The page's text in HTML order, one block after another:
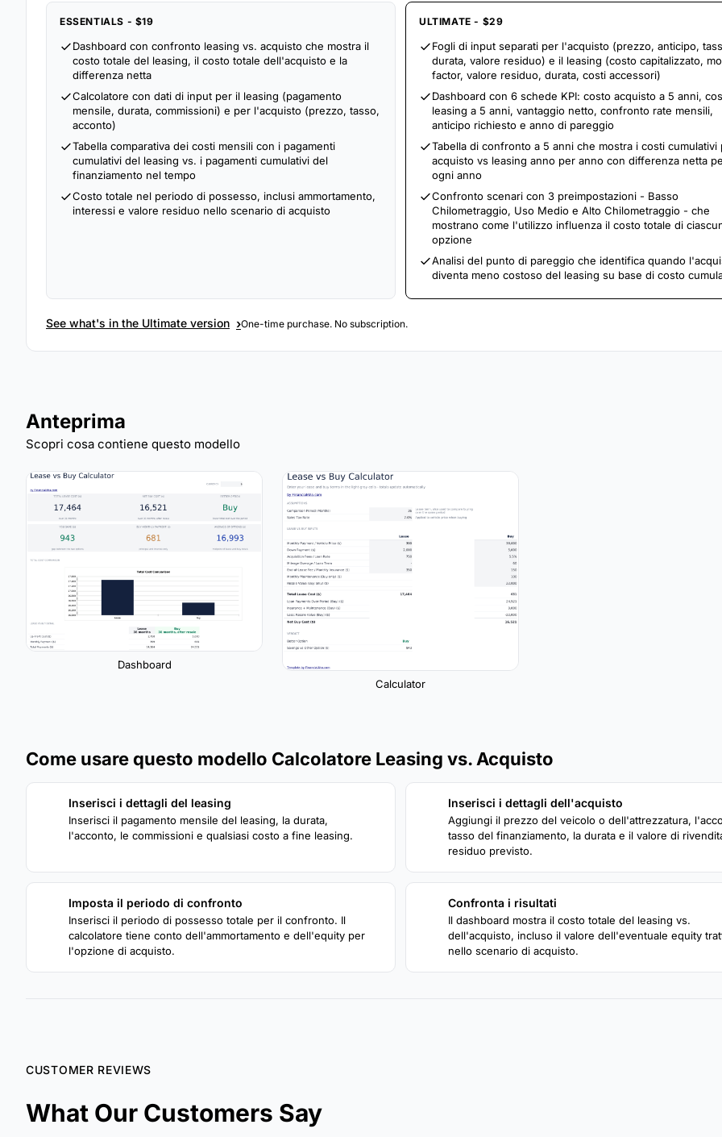
ESSENTIALS - $19
Dashboard con confronto leasing vs. acquisto che mostra il
costo totale del leasing, il costo totale dell'acquisto e la
differenza netta
Calcolatore con dati di input per il leasing (pagamento
mensile, durata, commissioni) e per l'acquisto (prezzo, tasso,
acconto)
Tabella comparativa dei costi mensili con i pagamenti
cumulativi del leasing vs. i pagamenti cumulativi del
finanziamento nel tempo
Costo totale nel periodo di possesso, inclusi ammortamento,
interessi e valore residuo nello scenario di acquisto
ULTIMATE - $29
Fogli di input separati per l'acquisto (prezzo, anticipo,
durata, valore residuo) e il leasing (costo capitalizzato,
factor, valore residuo, durata, costi accessori)
Dashboard con 6 schede KPI: costo acquisto a 5 anni,
leasing a 5 anni, vantaggio netto, confronto rate mensili,
anticipo richiesto e anno di pareggio
Tabella di confronto a 5 anni che mostra i costi cumulativi
acquisto vs leasing anno per anno con differenza netta
ogni anno
Confronto scenari con 3 preimpostazioni - Basso
Chilometraggio, Uso Medio e Alto Chilometraggio - che
mostrano come l'utilizzo influenza il costo totale di
opzione
Analisi del punto di pareggio che identifica quando
diventa meno costoso del leasing su base di costo
See what's in the Ultimate version ›One-time purchase. No subscription.
Anteprima
Scopri cosa contiene questo modello
Dashboard
Calculator
Come usare questo modello Calcolatore Leasing vs. Acquisto
Inserisci i dettagli del leasing
Inserisci il pagamento mensile del leasing, la durata,
l'acconto, le commissioni e qualsiasi costo a fine leasing.
Inserisci i dettagli dell'acquisto
Aggiungi il prezzo del veicolo o dell'attrezzatura,
tasso del finanziamento, la durata e il valore di
residuo previsto.
Imposta il periodo di confronto
Inserisci il periodo di possesso totale per il confronto. Il
calcolatore tiene conto dell'ammortamento e dell'equity per
l'opzione di acquisto.
Confronta i risultati
Il dashboard mostra il costo totale del leasing vs.
dell'acquisto, incluso il valore dell'eventuale equity
nello scenario di acquisto.
CUSTOMER REVIEWS
What Our Customers Say